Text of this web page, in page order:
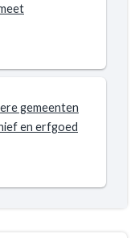
gemeenten
en erfgoed